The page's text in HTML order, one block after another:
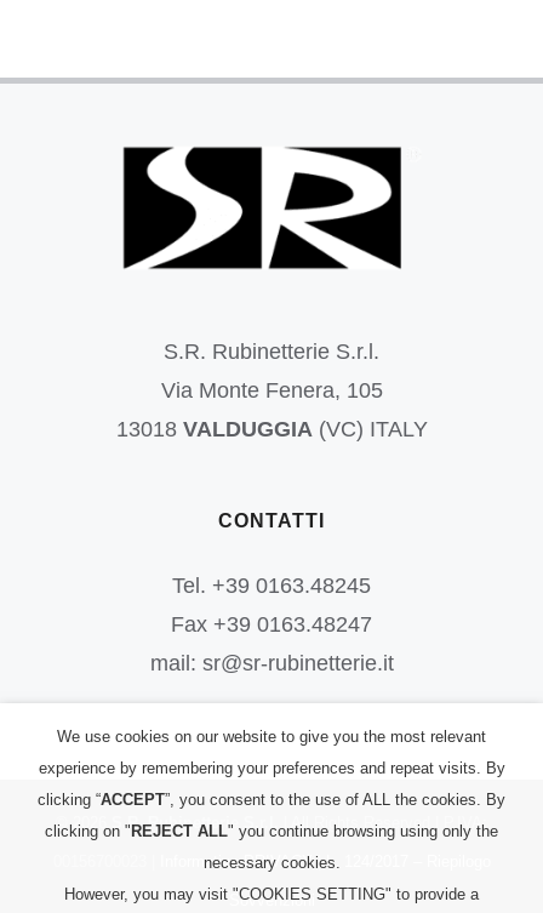
S.R. Rubinetterie S.r.l.
Via Monte Fenera, 105
13018 VALDUGGIA(VC) ITALY
CONTATTI
Tel. +39 0163.48245
Fax +39 0163.48247
mail: sr@sr-rubinetterie.it
© 2026 S.R. Rubinetterie S.r.l. | All Rights Reserved | P.IVA:
Informativa PRIVACY|L. 124/2017 – Riepilogo
Sovvenzioni
We use cookies on our website to give you the most relevant
experience by remembering your preferences and repeat visits. By
clicking “ACCEPT”, you consent to the use of ALL the cookies. By
clicking on " REJECT ALL" you continue browsing using only the
necessary cookies.
However, you may visit "COOKIES SETTING" to provide a